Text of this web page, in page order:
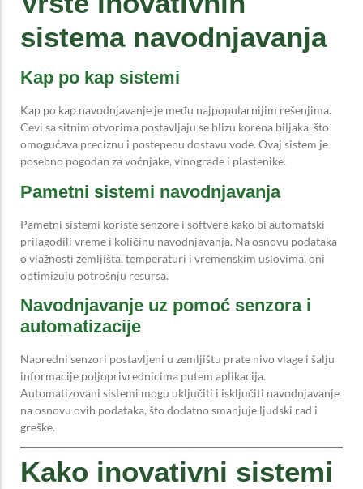
sistema navodnjavanja
Kap po kap sistemi
Kap po kap navodnjavanje je među najpopularnijim rešenjima.
Cevi sa sitnim otvorima postavljaju se blizu korena biljaka, što
omogućava preciznu i postepenu dostavu vode. Ovaj sistem je
posebno pogodan za voćnjake, vinograde i plastenike.
Pametni sistemi navodnjavanja
Pametni sistemi koriste senzore i softvere kako bi automatski
prilagodili vreme i količinu navodnjavanja. Na osnovu podataka
o vlažnosti zemljišta, temperaturi i vremenskim uslovima, oni
optimizuju potrošnju resursa.
Navodnjavanje uz pomoć senzora i
automatizacije
Napredni senzori postavljeni u zemljištu prate nivo vlage i šalju
informacije poljoprivrednicima putem aplikacija.
Automatizovani sistemi mogu uključiti i isključiti navodnjavanje
na osnovu ovih podataka, što dodatno smanjuje ljudski rad i
greške.
Kako inovativni sistemi